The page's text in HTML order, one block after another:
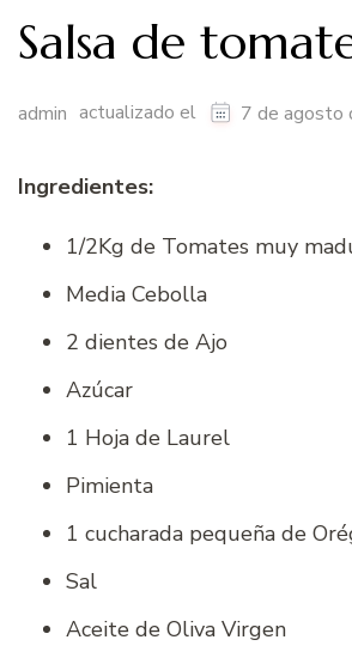
Salsa de
admin actualizado el 7 de agosto
Ingredientes:
1/2Kg de Tomates muy
Media Cebolla
2 dientes de Ajo
Azúcar
1 Hoja de Laurel
Pimienta
1 cucharada pequeña de
Sal
Aceite de Oliva Virgen